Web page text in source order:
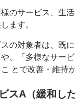
のサービス、生
ます。
の対象者は、既
、「多様なサー
とで改善・維持
スA（緩和し